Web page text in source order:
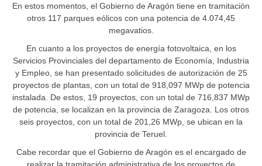
En estos momentos, el Gobierno de Aragón tiene en tramitación
otros 117 parques eólicos con una potencia de 4.074,45
megavatios.
En cuanto a los proyectos de energía fotovoltaica, en los
Servicios Provinciales del departamento de Economía, Industria
y Empleo, se han presentado solicitudes de autorización de 25
proyectos de plantas, con un total de 918,097 MWp de potencia
instalada. De estos, 19 proyectos, con un total de 716,837 MWp
de potencia, se localizan en la provincia de Zaragoza. Los otros
seis proyectos, con un total de 201,26 MWp, se ubican en la
provincia de Teruel.
Cabe recordar que el Gobierno de Aragón es el encargado de
realizar la tramitación administrativa de los proyectos de